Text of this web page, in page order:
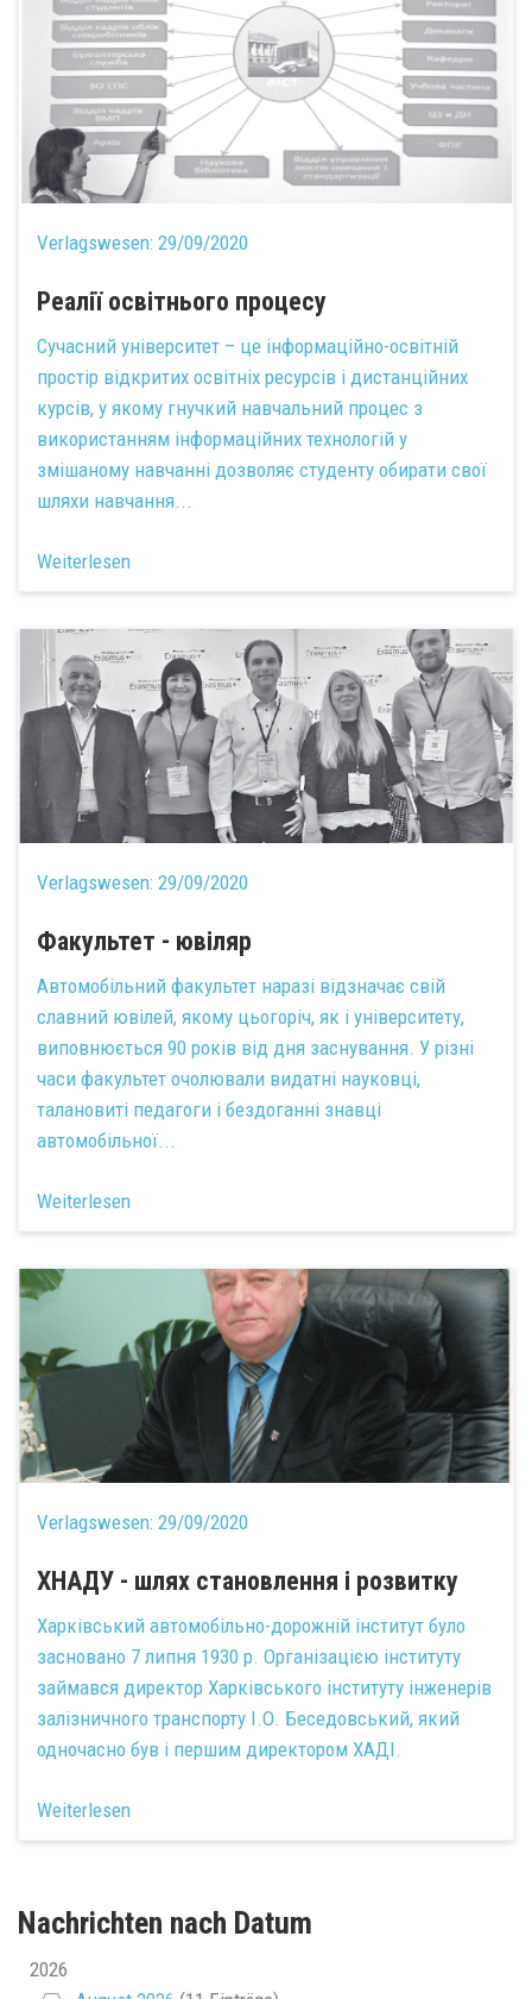
Verlagswesen: 29/09/2020
Реалії освітнього процесу
Сучасний університет – це інформаційно-освітній
простір відкритих освітніх ресурсів і дистанційних
курсів, у якому гнучкий навчальний процес з
використанням інформаційних технологій у
змішаному навчанні дозволяє студенту обирати свої
шляхи навчання...
Weiterlesen
Verlagswesen: 29/09/2020
Факультет - ювіляр
Автомобільний факультет наразі відзначає свій
славний ювілей, якому цьогоріч, як і університету,
виповнюється 90 років від дня заснування. У різні
часи факультет очолювали видатні науковці,
талановиті педагоги і бездоганні знавці
автомобільної...
Weiterlesen
Verlagswesen: 29/09/2020
ХНАДУ - шлях становлення і розвитку
Харківський автомобільно-дорожній інститут було
засновано 7 липня 1930 р. Організацією інституту
займався директор Харківського інституту інженерів
залізничного транспорту І.О. Беседовський, який
одночасно був і першим директором ХАДІ.
Weiterlesen
Nachrichten nach Datum
2026